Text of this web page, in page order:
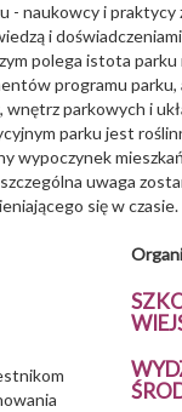
- naukowcy i
i
polega istota
programu parku,
parkowych i
parku jest
uwaga
się w czasie.